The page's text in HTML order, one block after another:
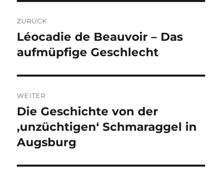
ZURÜCK
Vorheriger
Beitrag:
Léocadie de Beauvoir – Das
aufmüpfige Geschlecht
WEITER
Nächster
Beitrag:
Die Geschichte von der
‚unzüchtigen‘ Schmaraggel in
Augsburg